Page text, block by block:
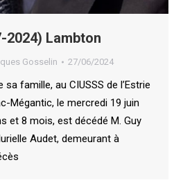
2024) Lambton
Gosselin 27/06/2024
sa famille, au CIUSSS de l’Estrie
Mégantic, le mercredi 19 juin
et 8 mois, est décédé M. Guy
Audet, demeurant à